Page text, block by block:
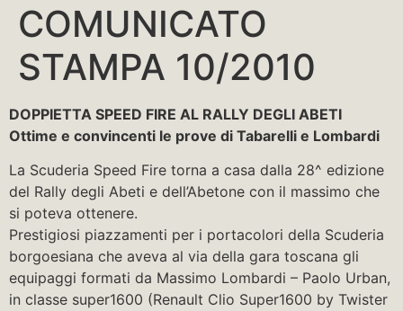
COMUNICATO
STAMPA 10/2010
DOPPIETTA SPEED FIRE AL RALLY DEGLI ABETI
Ottime e convincenti le prove di Tabarelli e Lombardi
La Scuderia Speed Fire torna a casa dalla 28^ edizione
del Rally degli Abeti e dell’Abetone con il massimo che
si poteva ottenere.
Prestigiosi piazzamenti per i portacolori della Scuderia
borgoesiana che aveva al via della gara toscana gli
equipaggi formati da Massimo Lombardi – Paolo Urban,
in classe super1600 (Renault Clio Super1600 by Twister